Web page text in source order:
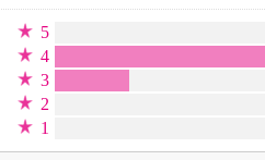
5
4
3
2
1